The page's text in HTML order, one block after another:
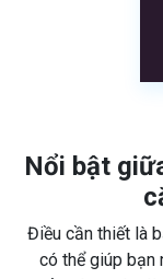
Nổi bật
Điều cần thiết là
có thể giúp bạn